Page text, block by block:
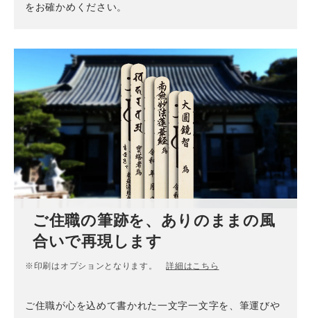
をお確かめください。
ご住職の筆跡を、ありのままの風
合いで再現します
※印刷はオプションとなります。詳細はこちら
ご住職が心を込めて書かれた一文字一文字を、筆運びや